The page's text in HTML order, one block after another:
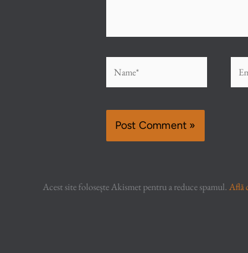
Acest site folosește Akismet pentru a reduce spamul.Află